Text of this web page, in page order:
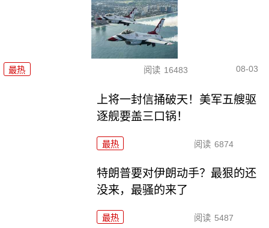
最热 阅读 16483 08-03
上将一封信捅破天！美军五艘驱
逐舰要盖三口锅！
最热 阅读 6874
特朗普要对伊朗动手？最狠的还
没来，最骚的来了
最热 阅读 5487